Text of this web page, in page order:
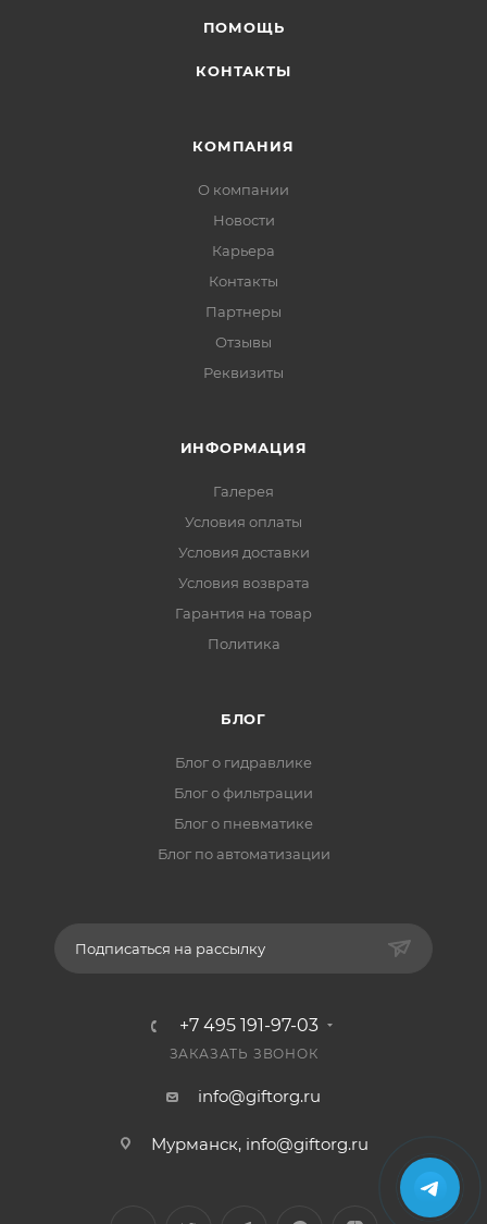
ПОМОЩЬ
КОНТАКТЫ
КОМПАНИЯ
О компании
Новости
Карьера
Контакты
Партнеры
Отзывы
Реквизиты
ИНФОРМАЦИЯ
Галерея
Условия оплаты
Условия доставки
Условия возврата
Гарантия на товар
Политика
БЛОГ
Блог о гидравлике
Блог о фильтрации
Блог о пневматике
Блог по автоматизации
Подписаться на рассылку
+7 495 191-97-03
ЗАКАЗАТЬ ЗВОНОК
info@giftorg.ru
Мурманск, info@giftorg.ru